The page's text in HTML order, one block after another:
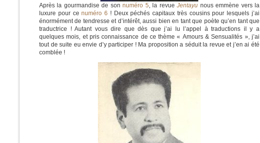
Après la gourmandise de sonnuméro 5, la revueJentayu nous emmène vers la
luxure pour cenuméro 6 ! Deux péchés capitaux très cousins pour lesquels j’ai
énormément de tendresse et d’intérêt, aussi bien en tant que poète qu’en tant que
traductrice ! Autant vous dire que dès que j’ai lu l’appel à traductions il y a
quelques mois, et pris connaissance de ce thème « Amours & Sensualités », j’ai
tout de suite eu envie d’y participer ! Ma proposition a séduit la revue et j’en ai été
comblée !